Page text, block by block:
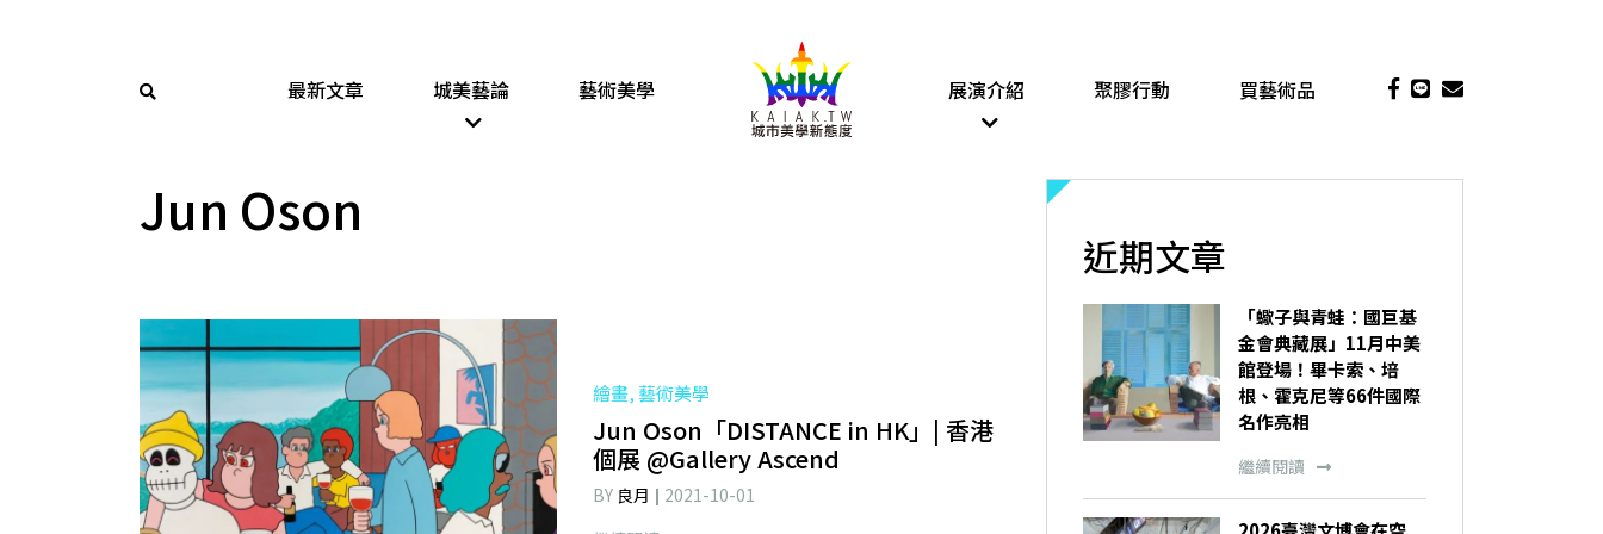
最新文章 城美藝論 藝術美學 展演介紹 聚膠行動 買藝術品
Jun Oson
繪畫, 藝術美學
Jun Oson「DISTANCE in HK」| 香港
個展 @Gallery Ascend
BY 良月
2021-10-01
近期文章
「蠍子與青蛙：國巨基
金會典藏展」11月中美
館登場！畢卡索、培
根、霍克尼等66件國際
名作亮相
繼續閱讀